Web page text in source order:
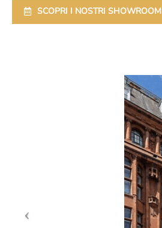
SCOPRI I NOSTRI SHOWROOM